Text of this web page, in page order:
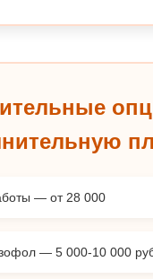
— от 28 000
— 5 000-10 000